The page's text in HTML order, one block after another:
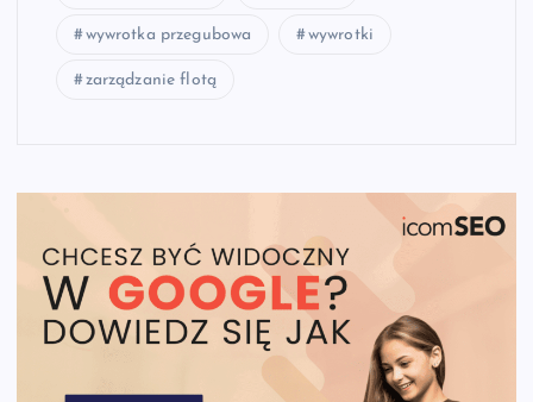
wywrotka przegubowa wywrotki
zarządzanie flotą